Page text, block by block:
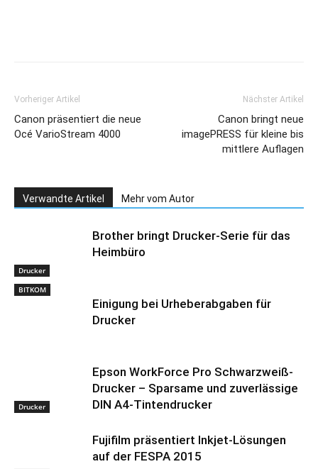
Vorheriger Artikel
Canon präsentiert die neue
Océ VarioStream 4000
Nächster Artikel
Canon bringt neue
imagePRESS für kleine bis
mittlere Auflagen
Verwandte Artikel Mehr vom Autor
Drucker
Brother bringt Drucker-Serie für das
Heimbüro
BITKOM
Einigung bei Urheberabgaben für
Drucker
Drucker
Epson WorkForce Pro Schwarzweiß-
Drucker – Sparsame und zuverlässige
DIN A4-Tintendrucker
Fujifilm präsentiert Inkjet-Lösungen
auf der FESPA 2015